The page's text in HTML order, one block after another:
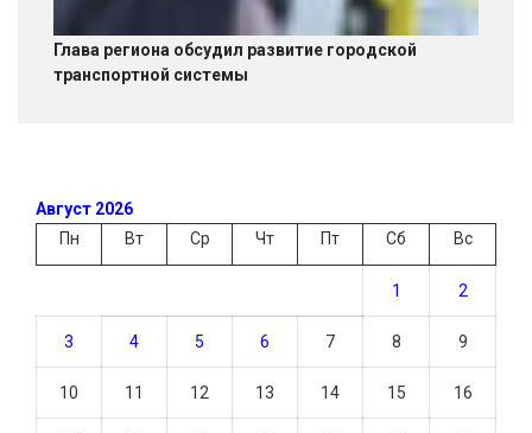
Глава региона обсудил развитие городской
транспортной системы
Август 2026
Пн
Вт Ср Чт Пт Сб Вс
1 2
3 4 5 6 7 8 9
10 11 12 13 14 15 16